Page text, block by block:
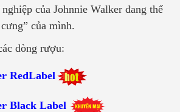
của Johnnie Walker đang thể
của mình.
dòng rượu:
RedLabel
Black Label